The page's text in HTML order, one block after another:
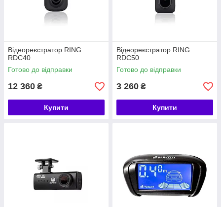
Відеореєстратор RING
RDC40
Готово до відправки
12 360 ₴
Купити
Відеореєстратор RING
RDC50
Готово до відправки
3 260 ₴
Купити